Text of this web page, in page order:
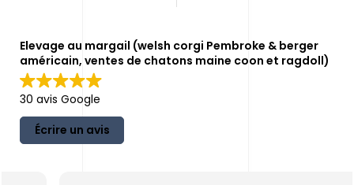
Elevage au margail (welsh corgi Pembroke & berger
américain, ventes de chatons maine coon et ragdoll)
30 avis Google
Écrire un avis